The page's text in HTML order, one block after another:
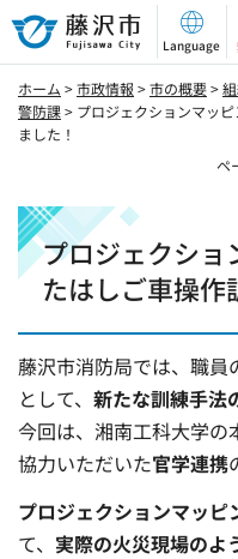
藤沢市
Language
ホーム >市政情報 >市の概要>
警防課> プロジェクションマッ
ました！
ペ
プロジェクショ
たはしご車操
藤沢市消防局では、職
として、 新たな訓練手法
今回は、湘南工科大学の
協力いただいた官学連携
プロジェクションマッピ
て、 実際の火災現場のよ